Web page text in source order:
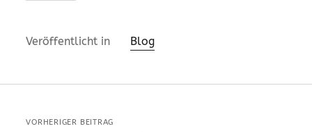
Veröffentlicht in Blog
VORHERIGER BEITRAG